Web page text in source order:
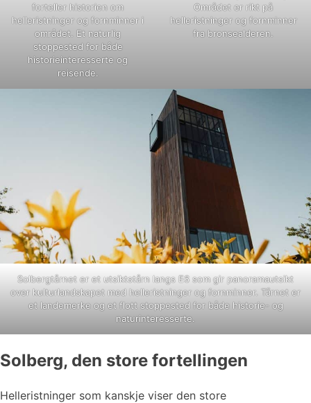
forteller historien om
helleristninger og fornminner i
området. Et naturlig
stoppested for både
historieinteresserte og
reisende.
Området er rikt på
helleristninger og fornminner
fra bronsealderen.
Solbergtårnet er et utsiktstårn langs E6 som gir panoramautsikt
over kulturlandskapet med helleristninger og fornminner. Tårnet er
et landemerke og et flott stoppested for både historie- og
naturinteresserte.
Solberg, den store fortellingen
Helleristninger som kanskje viser den store